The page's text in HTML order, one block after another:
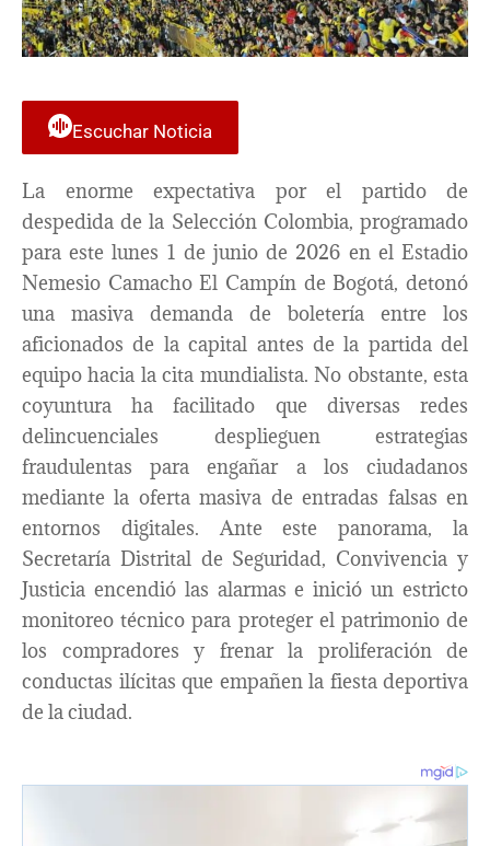
Escuchar Noticia
La enorme expectativa por el partido de
despedida de la Selección Colombia, programado
para este lunes 1 de junio de 2026 en el Estadio
Nemesio Camacho El Campín de Bogotá, detonó
una masiva demanda de boletería entre los
aficionados de la capital antes de la partida del
equipo hacia la cita mundialista. No obstante, esta
coyuntura ha facilitado que diversas redes
delincuenciales desplieguen estrategias
fraudulentas para engañar a los ciudadanos
mediante la oferta masiva de entradas falsas en
entornos digitales. Ante este panorama, la
Secretaría Distrital de Seguridad, Convivencia y
Justicia encendió las alarmas e inició un estricto
monitoreo técnico para proteger el patrimonio de
los compradores y frenar la proliferación de
conductas ilícitas que empañen la fiesta deportiva
de la ciudad.